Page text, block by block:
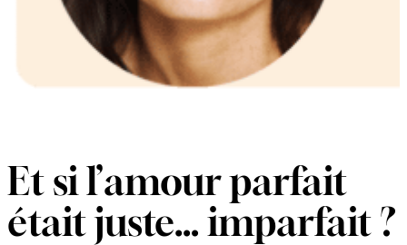
Et si l’amour parfait
était juste… imparfait ?